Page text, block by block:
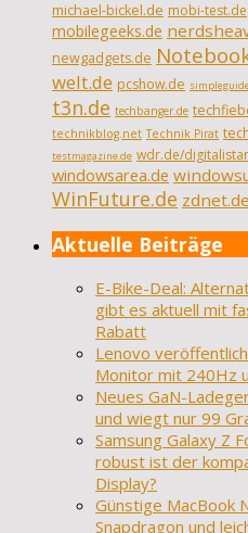
michael-bickel.de mobi-test.de
mobilegeeks.de
newgadgets.de
welt.de pcshow.de
t3n.de techbanger.de
technikblog.net Technik Pirat
testmagazine.de wdr.de/
windowsarea.de
WinFuture.de zdnet.de
Aktuelle Beiträge
E-Bike-Deal:
gibt es aktuell mit
Rabatt
Lenovo
Monitor mit 240Hz
Neues GaN-
und wiegt nur 99
Samsung Galaxy Z
robust ist der
Display?
Günstige MacBook
Snapdragon und